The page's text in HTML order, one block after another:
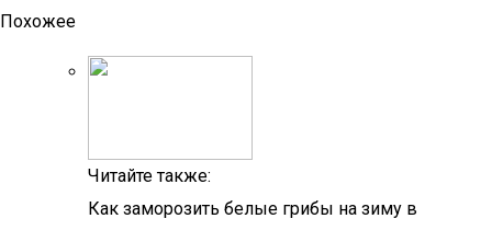
Похожее
Читайте также:
Как заморозить белые грибы на зиму в